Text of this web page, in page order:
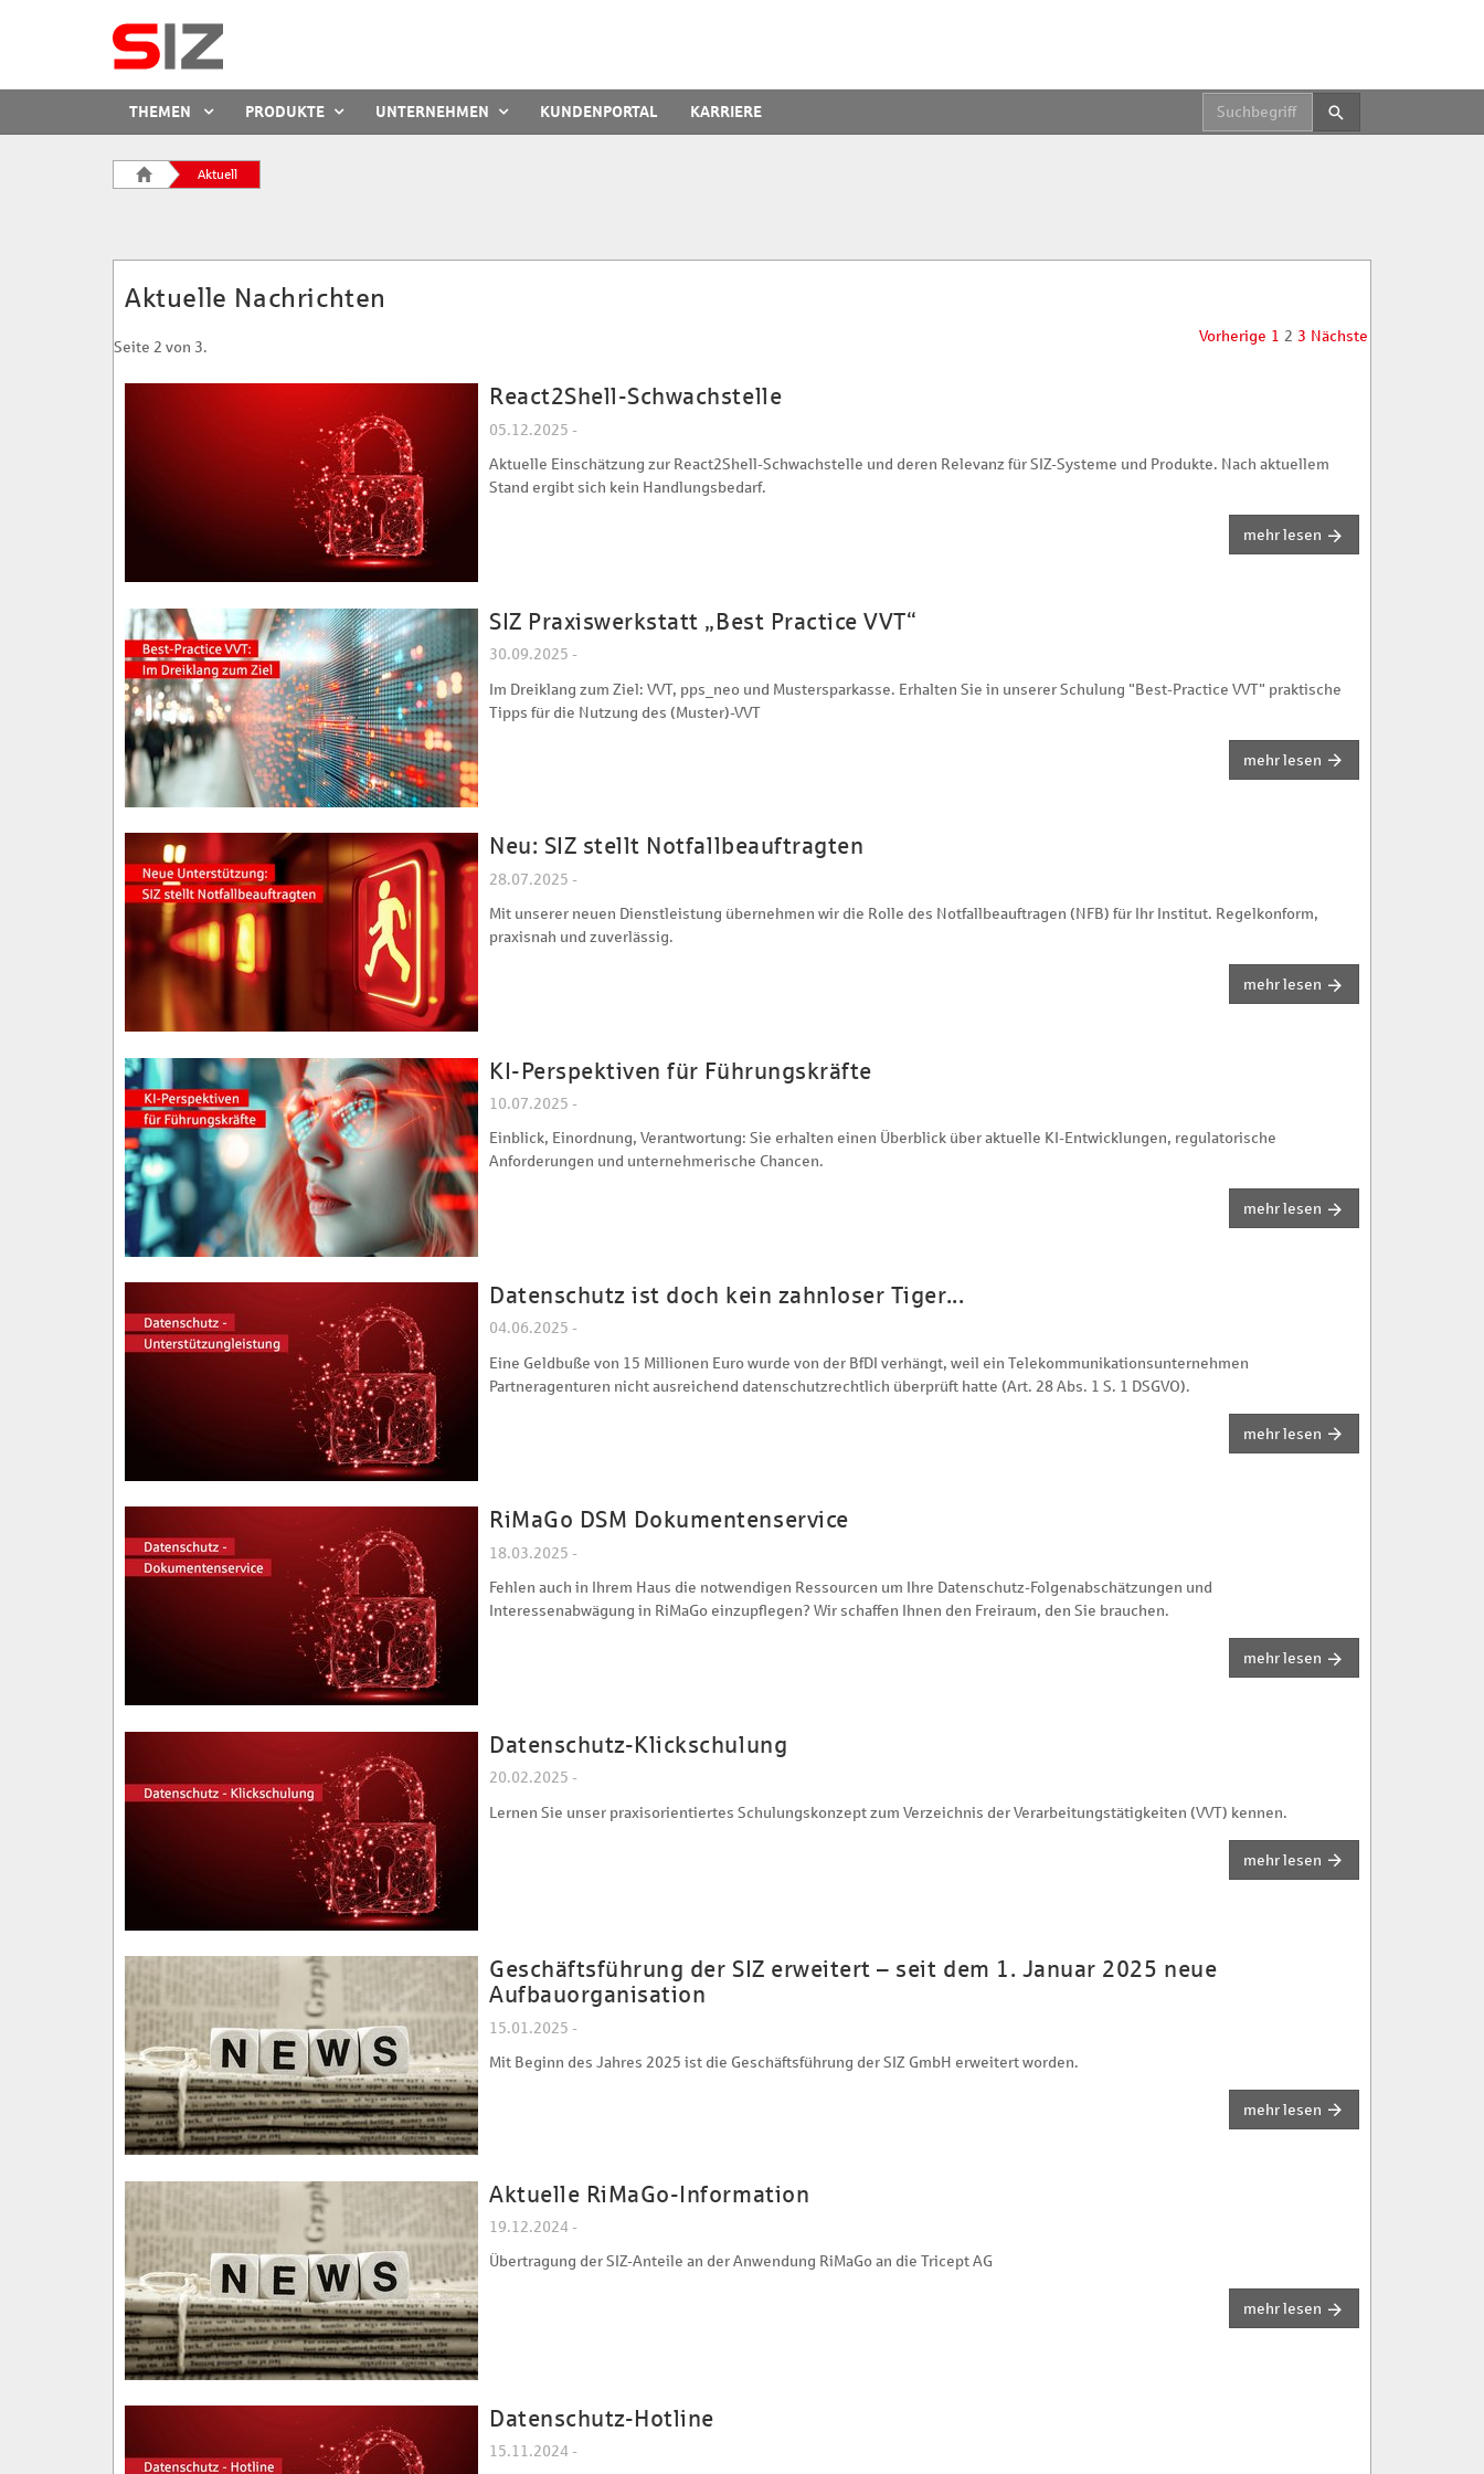
SIZ
THEMENFELDER
MENÜ
THEMEN PRODUKTE UNTERNEHMEN KUNDENPORTAL KARRIERE
StartseiteAktuell
Aktuelle Nachrichten
Seite 2 von 3.
Vorherige 1 2 3 Nächste
React2Shell-Schwachstelle
05.12.2025 -
Aktuelle Einschätzung zur React2Shell-Schwachstelle und deren Relevanz für SIZ-Systeme und Produkte. Nach aktuellem
Stand ergibt sich kein Handlungsbedarf.
mehr lesen
SIZ Praxiswerkstatt „Best Practice VVT“
30.09.2025 -
Im Dreiklang zum Ziel: VVT, pps_neo und Mustersparkasse. Erhalten Sie in unserer Schulung "Best-Practice VVT" praktische
Tipps für die Nutzung des (Muster)-VVT
mehr lesen
Neu: SIZ stellt Notfallbeauftragten
28.07.2025 -
Mit unserer neuen Dienstleistung übernehmen wir die Rolle des Notfallbeauftragen (NFB) für Ihr Institut. Regelkonform,
praxisnah und zuverlässig.
mehr lesen
KI-Perspektiven für Führungskräfte
10.07.2025 -
Einblick, Einordnung, Verantwortung: Sie erhalten einen Überblick über aktuelle KI-Entwicklungen, regulatorische
Anforderungen und unternehmerische Chancen.
mehr lesen
Datenschutz ist doch kein zahnloser Tiger...
04.06.2025 -
Eine Geldbuße von 15 Millionen Euro wurde von der BfDI verhängt, weil ein Telekommunikationsunternehmen
Partneragenturen nicht ausreichend datenschutzrechtlich überprüft hatte (Art. 28 Abs. 1 S. 1 DSGVO).
mehr lesen
RiMaGo DSM Dokumentenservice
18.03.2025 -
Fehlen auch in Ihrem Haus die notwendigen Ressourcen um Ihre Datenschutz-Folgenabschätzungen und
Interessenabwägung in RiMaGo einzupflegen? Wir schaffen Ihnen den Freiraum, den Sie brauchen.
mehr lesen
Datenschutz-Klickschulung
20.02.2025 -
Lernen Sie unser praxisorientiertes Schulungskonzept zum Verzeichnis der Verarbeitungstätigkeiten (VVT) kennen.
mehr lesen
Geschäftsführung der SIZ erweitert – seit dem 1. Januar 2025 neue
Aufbauorganisation
15.01.2025 -
Mit Beginn des Jahres 2025 ist die Geschäftsführung der SIZ GmbH erweitert worden.
mehr lesen
Aktuelle RiMaGo-Information
19.12.2024 -
Übertragung der SIZ-Anteile an der Anwendung RiMaGo an die Tricept AG
mehr lesen
Datenschutz-Hotline
15.11.2024 -